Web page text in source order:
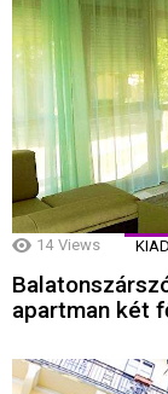
14 Views
apartman két